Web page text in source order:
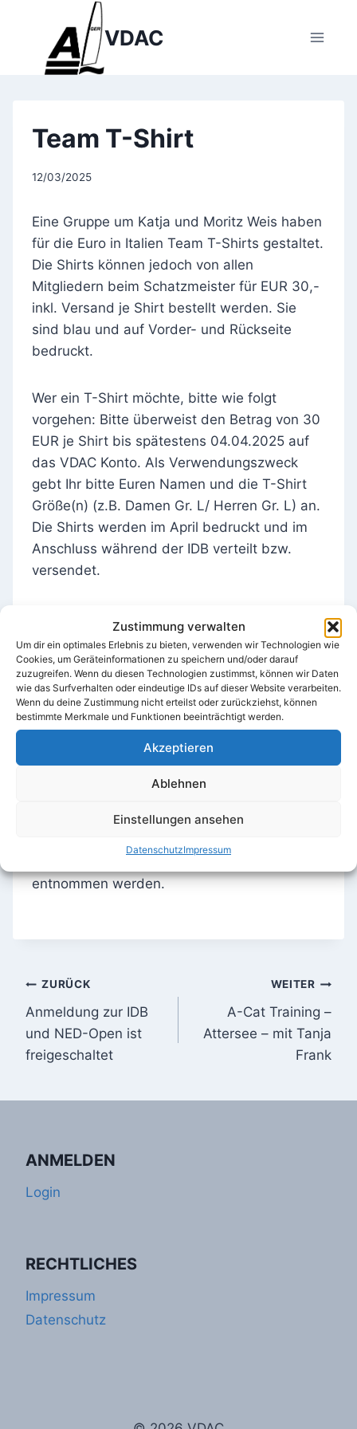
Zustimmung verwalten
Um dir ein optimales Erlebnis zu bieten, verwenden wir Technologien wie
Cookies, um Geräteinformationen zu speichern und/oder darauf
zuzugreifen. Wenn du diesen Technologien zustimmst, können wir Daten
wie das Surfverhalten oder eindeutige IDs auf dieser Website verarbeiten.
Wenn du deine Zustimmung nicht erteilst oder zurückziehst, können
bestimmte Merkmale und Funktionen beeinträchtigt werden.
Akzeptieren
Ablehnen
Einstellungen ansehen
DatenschutzImpressum
springen
VDAC
Team T-Shirt
12/03/2025
Eine Gruppe um Katja und Moritz Weis haben
für die Euro in Italien Team T-Shirts gestaltet.
Die Shirts können jedoch von allen
Mitgliedern beim Schatzmeister für EUR 30,-
inkl. Versand je Shirt bestellt werden. Sie
sind blau und auf Vorder- und Rückseite
bedruckt.
Wer ein T-Shirt möchte, bitte wie folgt
vorgehen: Bitte überweist den Betrag von 30
EUR je Shirt bis spätestens 04.04.2025 auf
das VDAC Konto. Als Verwendungszweck
gebt Ihr bitte Euren Namen und die T-Shirt
Größe(n) (z.B. Damen Gr. L/ Herren Gr. L) an.
Die Shirts werden im April bedruckt und im
Anschluss während der IDB verteilt bzw.
versendet.
entnommen werden.
Beitragsnavigation
ZURÜCK
Anmeldung zur IDB
und NED-Open ist
freigeschaltet
WEITER
A-Cat Training –
Attersee – mit Tanja
Frank
ANMELDEN
Login
RECHTLICHES
Impressum
Datenschutz